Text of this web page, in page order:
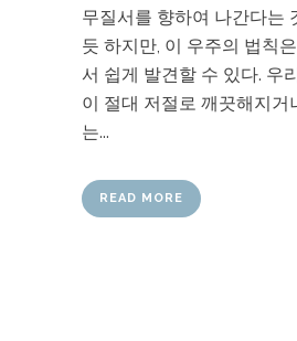
무질서를 향하여 나간다는
듯 하지만, 이 우주의 법칙
서 쉽게 발견할 수 있다. 우
이 절대 저절로 깨끗해지거
는...
READ MORE